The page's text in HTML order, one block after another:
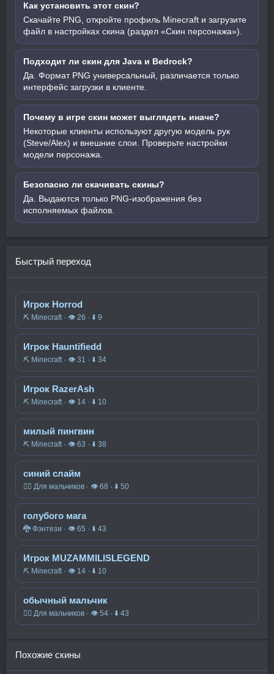
Как установить этот скин?
Скачайте PNG, откройте профиль Minecraft и загрузите
файл в настройках скина (раздел «Скин персонажа»).
Подходит ли скин для Java и Bedrock?
Да. Формат PNG универсальный, различается только
интерфейс загрузки в клиенте.
Почему в игре скин может выглядеть иначе?
Некоторые клиенты используют другую модель рук
(Steve/Alex) и внешние слои. Проверьте настройки
модели персонажа.
Безопасно ли скачивать скины?
Да. Выдаются только PNG-изображения без
исполняемых файлов.
Быстрый переход
Игрок Horrod
⛏️ Minecraft · 👁 26 · ⬇ 9
Игрок Hauntifiedd
⛏️ Minecraft · 👁 31 · ⬇ 34
Игрок RazerAsh
⛏️ Minecraft · 👁 14 · ⬇ 10
милый пингвин
⛏️ Minecraft · 👁 63 · ⬇ 38
синий слайм
🧍‍♂️ Для мальчиков · 👁 68 · ⬇ 50
голубого мага
🐉 Фэнтези · 👁 65 · ⬇ 43
Игрок MUZAMMILISLEGEND
⛏️ Minecraft · 👁 14 · ⬇ 10
обычный мальчик
🧍‍♂️ Для мальчиков · 👁 54 · ⬇ 43
Похожие скины